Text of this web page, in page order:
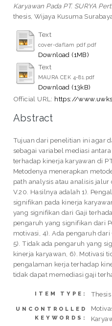
Karyawan Pada PT. SURYA
thesis, Wijaya Kusuma
Text
cover-daflam pdf.pdf
Download (1MB)
Text
MAURA CEK 4-81.pdf
Download (13kB)
Official URL: https://
Abstract
Tujuan dari penelitian ini agar
sebagai variabel mediasi
terhadap kinerja karyawan di
Metodenya menerapkan
path analysis atau analisis
V.20. Hasilnya adalah 1).
signifikan pada kinerja
yang signifikan dari Gaji
pengaruh yang signifikan dari
motivasi, 4). Ada pengaruh dari
5). Tidak ada pengaruh yang
kinerja karyawan, 6). Motivasi
pengalaman kerja terhadap
tidak dapat memediasi gaji
ITEM TYPE:
UNCONTROLLED
KEYWORDS: